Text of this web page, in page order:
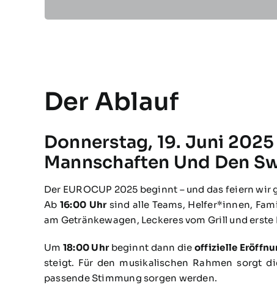
Der Ablauf
Donnerstag, 19. Juni
Mannschaften Und Den
Der EUROCUP 2025 beginnt – und das feiern wir
Ab 16:00 Uhrsind alle Teams, Helfer*innen,
am Getränkewagen, Leckeres vom Grill und
Um 18:00 Uhrbeginnt dann die offizielle
steigt. Für den musikalischen Rahmen sorgt
passende Stimmung sorgen werden.